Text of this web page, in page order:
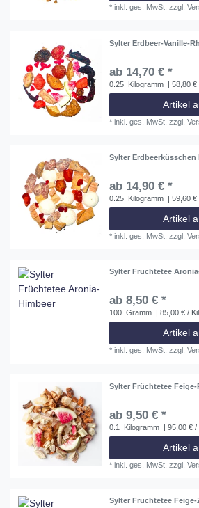
*inkl. ges. MwSt. zzgl.
Sylter Erdbeer-Vanille-
ab 14,70 € *
0.25 Kilogramm | 58,80 €
Artikel
*inkl. ges. MwSt. zzgl.
Sylter Erdbeerküsschen
ab 14,90 € *
0.25 Kilogramm | 59,60 €
Artikel
*inkl. ges. MwSt. zzgl.
Sylter Früchtetee
ab 8,50 € *
100 Gramm | 85,00 € /
Artikel
*inkl. ges. MwSt. zzgl.
Sylter Früchtetee Feige-
ab 9,50 € *
0.1 Kilogramm | 95,00 € /
Artikel
*inkl. ges. MwSt. zzgl.
Sylter Früchtetee